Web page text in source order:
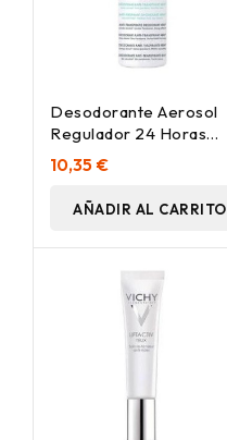
Desodorante Aerosol
Regulador 24 Horas
Vichy Aerosol, 125 Ml
10,35 €
AÑADIR AL CARRITO